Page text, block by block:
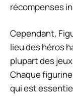
récompenses
Cependant,
lieu des héros
plupart des
Chaque
qui est